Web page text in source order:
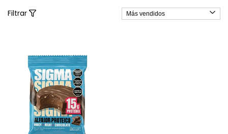
Filtrar